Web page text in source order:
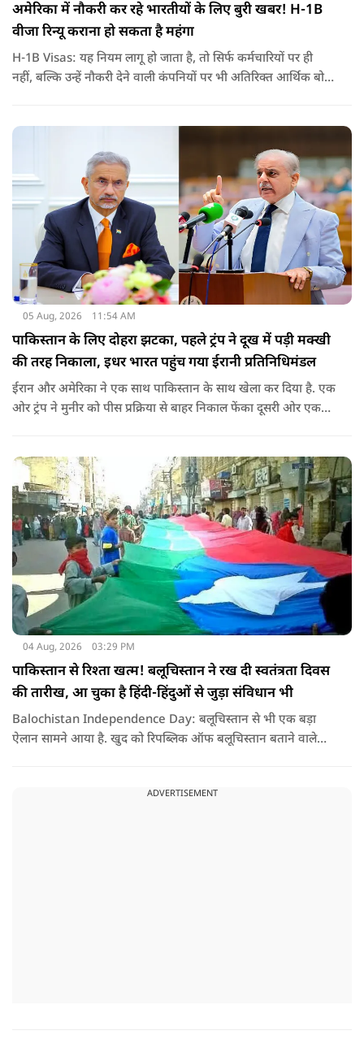
अमेरिका में नौकरी कर रहे भारतीयों के लिए बुरी खबर! H-1B
वीजा रिन्यू कराना हो सकता है महंगा
H-1B Visas: यह नियम लागू हो जाता है, तो सिर्फ कर्मचारियों पर ही
नहीं, बल्कि उन्हें नौकरी देने वाली कंपनियों पर भी अतिरिक्त आर्थिक बोझ
वीजा का समय-समय पर नवीनीकरण कराते हैं.
05 Aug, 2026 11:54 AM
पाकिस्तान के लिए दोहरा झटका, पहले ट्रंप ने दूख में पड़ी मक्खी
की तरह निकाला, इधर भारत पहुंच गया ईरानी प्रतिनिधिमंडल
ईरान और अमेरिका ने एक साथ पाकिस्तान के साथ खेला कर दिया है. एक
ओर ट्रंप ने मुनीर को पीस प्रक्रिया से बाहर निकाल फेंका दूसरी ओर एक
04 Aug, 2026 03:29 PM
पाकिस्तान से रिश्ता खत्म! बलूचिस्तान ने रख दी स्वतंत्रता दिवस
की तारीख, आ चुका है हिंदी-हिंदुओं से जुड़ा संविधान भी
Balochistan Independence Day: बलूचिस्तान से भी एक बड़ा
ऐलान सामने आया है. खुद को रिपब्लिक ऑफ बलूचिस्तान बताने वाले
ADVERTISEMENT